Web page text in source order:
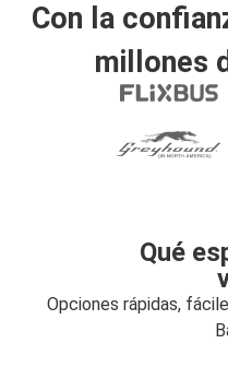
Con la
millones
Qué
Opciones rápidas,